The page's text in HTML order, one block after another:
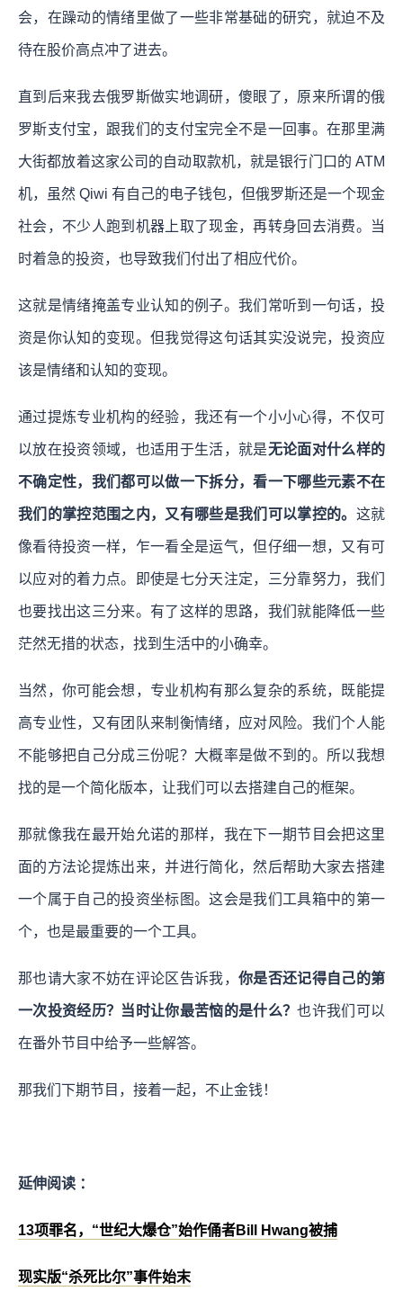
会，在躁动的情绪里做了一些非常基础的研究，就迫不及
待在股价高点冲了进去。
直到后来我去俄罗斯做实地调研，傻眼了，原来所谓的俄
罗斯支付宝，跟我们的支付宝完全不是一回事。在那里满
大街都放着这家公司的自动取款机，就是银行门口的 ATM
机，虽然 Qiwi 有自己的电子钱包，但俄罗斯还是一个现金
社会，不少人跑到机器上取了现金，再转身回去消费。当
时着急的投资，也导致我们付出了相应代价。
这就是情绪掩盖专业认知的例子。 我们常听到一句话，投
资是你认知的变现。但我觉得这句话其实没说完，投资应
该是情绪和认知的变现。
通过提炼专业机构的经验，我还有一个小小心得，不仅可
以放在投资领域，也适用于生活，就是无论面对什么样的
不确定性，我们都可以做一下拆分，看一下哪些元素不在
我们的掌控范围之内，又有哪些是我们可以掌控的。 这就
像看待投资一样，乍一看全是运气，但仔细一想，又有可
以应对的着力点。即使是七分天注定，三分靠努力，我们
也要找出这三分来。有了这样的思路，我们就能降低一些
茫然无措的状态，找到生活中的小确幸。
当然，你可能会想，专业机构有那么复杂的系统，既能提
高专业性，又有团队来制衡情绪，应对风险。我们个人能
不能够把自己分成三份呢？大概率是做不到的。所以我想
找的是一个简化版本，让我们可以去搭建自己的框架。
那就像我在最开始允诺的那样，我在下一期节目会把这里
面的方法论提炼出来，并进行简化，然后帮助大家去搭建
一个属于自己的投资坐标图。这会是我们工具箱中的第一
个，也是最重要的一个工具。
那也请大家不妨在评论区告诉我， 你是否还记得自己的第
一次投资经历？当时让你最苦恼的是什么？也许我们可以
在番外节目中给予一些解答。
那我们下期节目，接着一起，不止金钱！
延伸阅读 ：
13项罪名，“世纪大爆仓”始作俑者Bill Hwang被捕
现实版“杀死比尔”事件始末